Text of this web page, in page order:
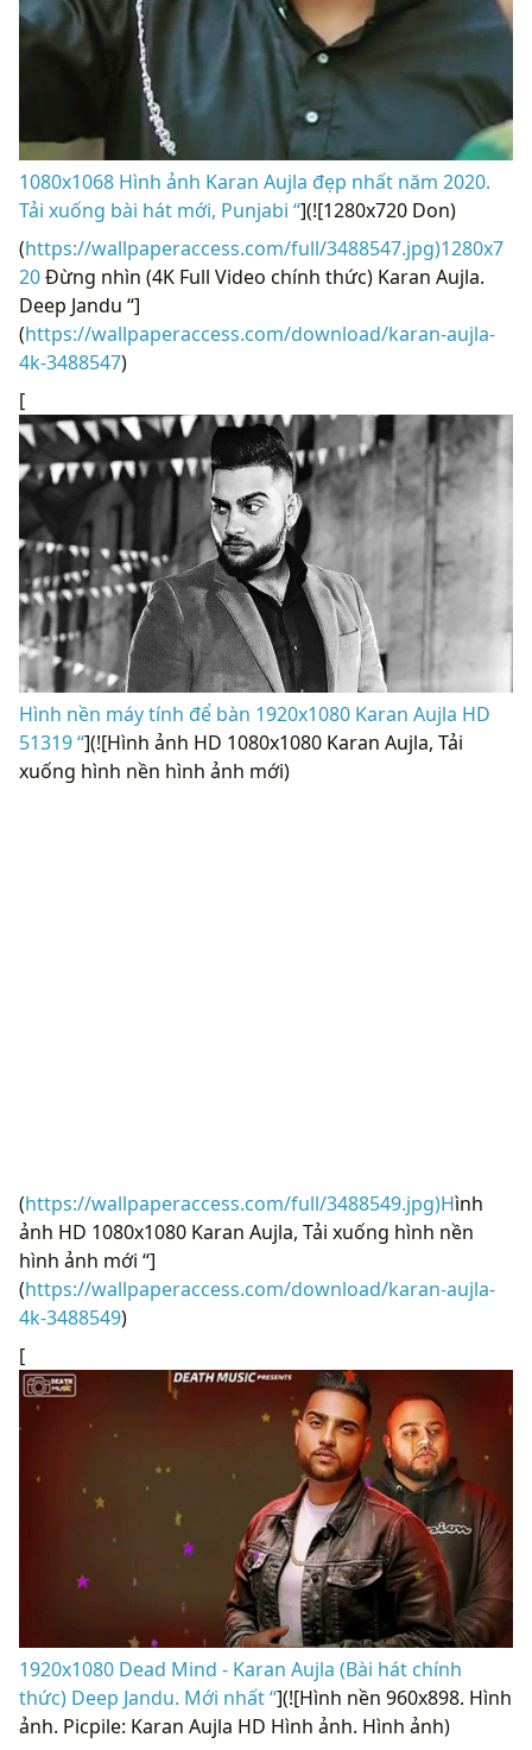
1080x1068 Hình ảnh Karan Aujla đẹp nhất năm 2020.
Tải xuống bài hát mới, Punjabi “](![1280x720 Don)
(https://wallpaperaccess.com/full/3488547.jpg)1280x7
20Đừng nhìn (4K Full Video chính thức) Karan Aujla.
Deep Jandu “]
(https://wallpaperaccess.com/download/karan-aujla-
4k-3488547)
[
Hình nền máy tính để bàn 1920x1080 Karan Aujla HD
51319 “](![Hình ảnh HD 1080x1080 Karan Aujla, Tải
xuống hình nền hình ảnh mới)
(https://wallpaperaccess.com/full/3488549.jpg)Hình
ảnh HD 1080x1080 Karan Aujla, Tải xuống hình nền
hình ảnh mới “]
(https://wallpaperaccess.com/download/karan-aujla-
4k-3488549)
[
1920x1080 Dead Mind - Karan Aujla (Bài hát chính
thức) Deep Jandu. Mới nhất “](![Hình nền 960x898. Hình
ảnh. Picpile: Karan Aujla HD Hình ảnh. Hình ảnh)